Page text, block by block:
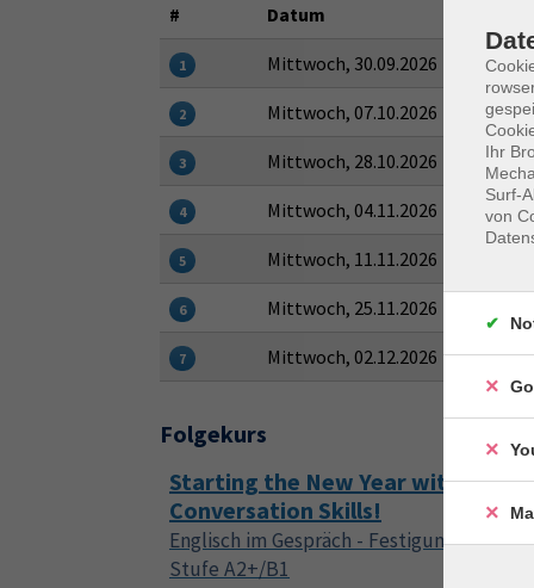
# Datum
1 Mittwoch, 30.09.2026
2 Mittwoch, 07.10.2026
3 Mittwoch, 28.10.2026
4 Mittwoch, 04.11.2026
5 Mittwoch, 11.11.2026
6 Mittwoch, 25.11.2026
7 Mittwoch, 02.12.2026
Folgekurs
Starting the New Year with
Conversation Skills!
Englisch im Gespräch - Festigungs- und
Stufe A2+/B1
Ihr
Surf-
von